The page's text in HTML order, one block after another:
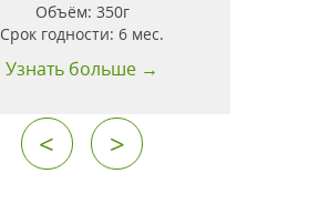
Объём: 350г
Срок годности:6 мес.
Узнать больше →
< >